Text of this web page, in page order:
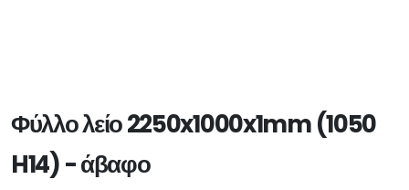
Φύλλο λείο 2250x1000x1mm (1050
H14) - άβαφο